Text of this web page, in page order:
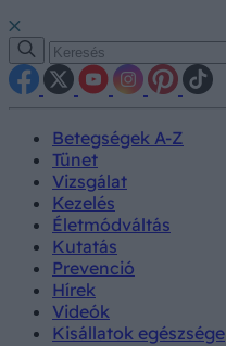
Betegségek A-Z
Tünet
Vizsgálat
Kezelés
Életmódváltás
Kutatás
Prevenció
Hírek
Videók
Kisállatok egészsége